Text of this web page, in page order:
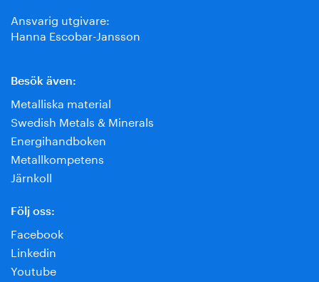
Ansvarig utgivare:
Hanna Escobar-Jansson
Besök även:
Metalliska material
Swedish Metals & Minerals
Energihandboken
Metallkompetens
Järnkoll
Följ oss:
Facebook
Linkedin
Youtube